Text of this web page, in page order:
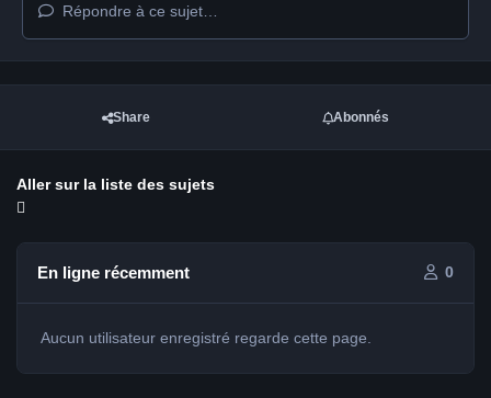
Répondre à ce sujet…
Share Abonnés
Aller sur la liste des sujets
En ligne récemment 0
Aucun utilisateur enregistré regarde cette page.